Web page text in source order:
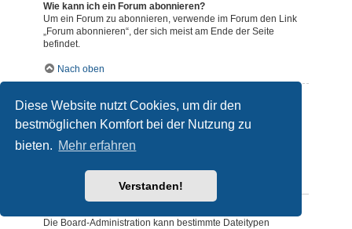
Diese Website nutzt Cookies, um dir den
bestmöglichen Komfort bei der Nutzung zu
bieten. Mehr erfahren
Verstanden!
Wie kann ich ein Forum abonnieren?
Um ein Forum zu abonnieren, verwende im Forum den Link
„Forum abonnieren“, der sich meist am Ende der Seite
befindet.
Nach oben
Wie deaktiviere ich meine Abonnements?
Wenn du mehrere Abonnements deaktivieren möchtest, so
kannst du dies im persönlichen Bereich unter „Einstieg“ –
„Abonnements verwalten“ machen.
Dateianhänge
Die Board-Administration kann bestimmte Dateitypen